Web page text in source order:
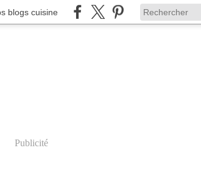
blogs cuisine
Publicité